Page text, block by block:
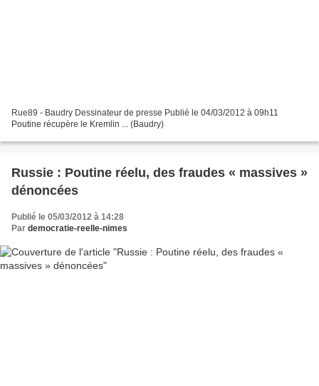
Rue89 - Baudry Dessinateur de presse Publié le 04/03/2012 à 09h11
Poutine récupère le Kremlin ... (Baudry)
Russie : Poutine réelu, des fraudes « massives »
dénoncées
Publié le 05/03/2012 à 14:28
Par democratie-reelle-nimes